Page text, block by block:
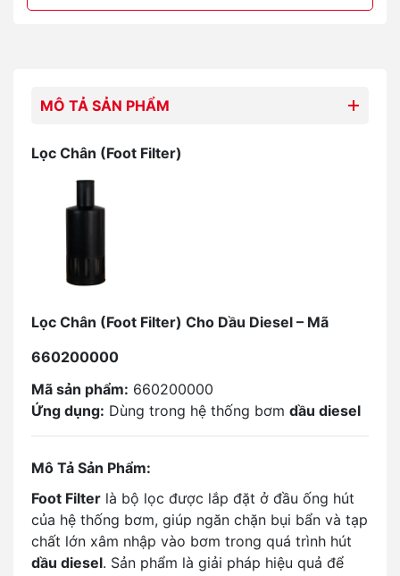
MÔ TẢ SẢN PHẨM
Lọc Chân (Foot Filter)
Lọc Chân (Foot Filter) Cho Dầu Diesel – Mã
660200000
Mã sản phẩm: 660200000
Ứng dụng: Dùng trong hệ thống bơm dầu diesel
Mô Tả Sản Phẩm:
Foot Filter là bộ lọc được lắp đặt ở đầu ống hút
của hệ thống bơm, giúp ngăn chặn bụi bẩn và tạp
chất lớn xâm nhập vào bơm trong quá trình hút
dầu diesel. Sản phẩm là giải pháp hiệu quả để